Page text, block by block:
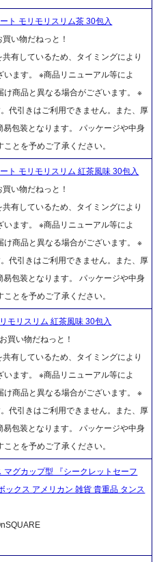
ト モリモリスリム茶 30包入
い物だねっと！
共有しているため、タイミングにより
ます。 ※商品リニューアル等によ
け商品と異なる場合がございます。 ※
代引きはご利用できません。また、厚
包装となります。 パッケージや中身
とを予めご了承ください。
ト モリモリスリム 紅茶風味 30包入
い物だねっと！
共有しているため、タイミングにより
ます。 ※商品リニューアル等によ
け商品と異なる場合がございます。 ※
代引きはご利用できません。また、厚
包装となります。 パッケージや中身
とを予めご了承ください。
モリスリム 紅茶風味 30包入
買い物だねっと！
共有しているため、タイミングにより
ます。 ※商品リニューアル等によ
け商品と異なる場合がございます。 ※
代引きはご利用できません。また、厚
包装となります。 パッケージや中身
とを予めご了承ください。
グカップ型 『シークレットセーフ
ックス アメリカン 雑貨 貴重品 タンス